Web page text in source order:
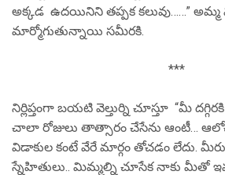
అక్కడ ఉదయినిని తప్పక కలువు……”
మార్మోగుతున్నాయి సమీరకి.
***
నిర్లిప్తంగా బయటి వెల్తుర్ని చూస్తూ “మీ
చాలా రోజులు తాత్సారం చేసేను ఆంటీ…
విడాకుల కంటే వేరే మార్గం తోచడం లేదు.
స్నేహితులు.. మిమ్మల్ని చూసేక నాకు మీతో